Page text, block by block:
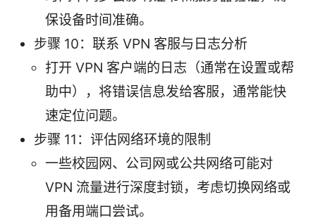
保设备时间准确。
步骤 10：联系 VPN 客服与日志分析
打开 VPN 客户端的日志（通常在设置或帮
助中），将错误信息发给客服，通常能快
速定位问题。
步骤 11：评估网络环境的限制
一些校园网、公司网或公共网络可能对
VPN 流量进行深度封锁，考虑切换网络或
用备用端口尝试。